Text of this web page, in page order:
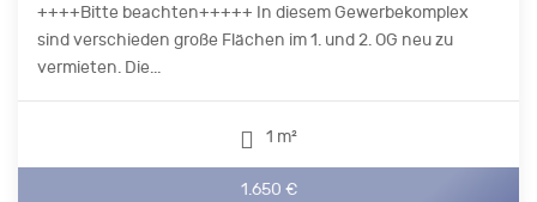
++++Bitte beachten+++++ In diesem Gewerbekomplex
sind verschieden große Flächen im 1. und 2. OG neu zu
vermieten. Die...
1 m²
1.650 €